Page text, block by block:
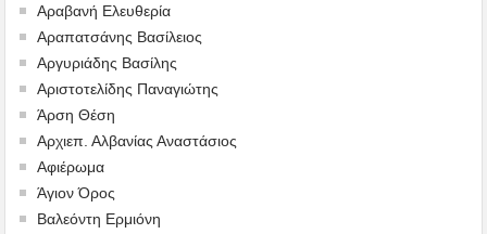
Αραβανή Ελευθερία
Αραπατσάνης Βασίλειος
Αργυριάδης Βασίλης
Αριστοτελίδης Παναγιώτης
Άρση Θέση
Αρχιεπ. Αλβανίας Αναστάσιος
Αφιέρωμα
Άγιον Όρος
Βαλεόντη Ερμιόνη